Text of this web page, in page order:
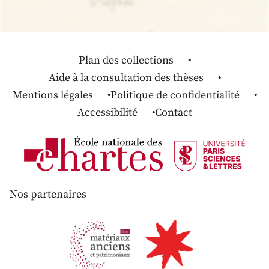
Plan des collections
Aide à la consultation des thèses
Mentions légales
Politique de confidentialité
Accessibilité
Contact
Nos partenaires